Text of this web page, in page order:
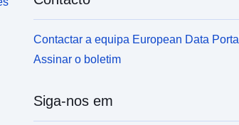
Contactar a equipa European Data Portal
Assinar o boletim
Siga-nos em